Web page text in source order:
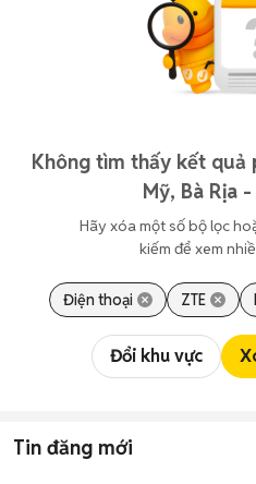
Không tìm thấy kết quả
Mỹ, Bà Rịa
Hãy xóa một số bộ lọc
kiếm để xem
Điện thoại ZTE
Đổi khu vực
Tin đăng mới